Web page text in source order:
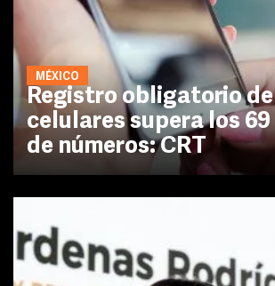
MÉXICO
Registro obligatorio
celulares supera los
de números: CRT